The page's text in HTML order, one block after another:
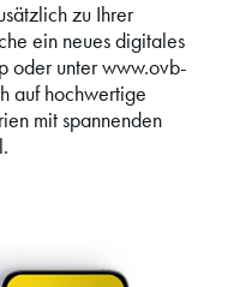
zu Ihrer
ein neues digitales
oder unter www.ovb-
auf hochwertige
mit spannenden